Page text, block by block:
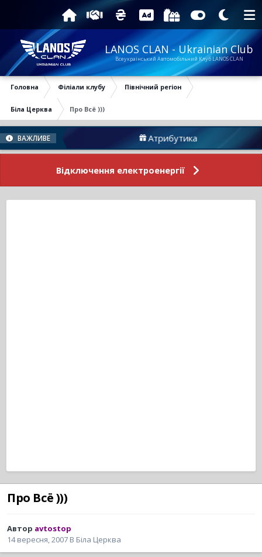
LANOS CLAN - Ukrainian Club
Всеукраїнський Автомобільний Клуб LANOS CLAN
Головна Філіали клубу Північний регіон
Біла Церква Про Всё )))
ВАЖЛИВЕ Атрибутика
Відключення електроенергії
Про Всё )))
Автор avtostop
14 вересня, 2007 В Біла Церква